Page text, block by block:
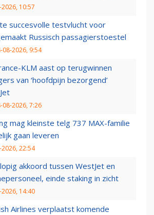
10:57
succesvolle testvlucht voor
Russisch passagierstoestel
08-2026, 9:54
KLM aast op terugwinnen
van ‘hoofdpijn bezorgend’
08-2026, 7:26
mag kleinste telg 737 MAX-familie
gaan leveren
2026, 22:54
akkoord tussen WestJet en
einde staking in zicht
2026, 14:40
Airlines verplaatst komende